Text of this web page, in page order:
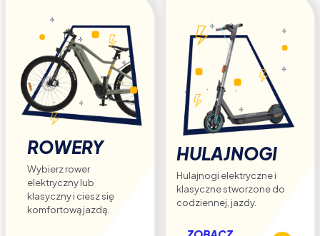
ROWERY
Wybierz rower
elektryczny lub
klasyczny i ciesz się
komfortową jazdą.
HULAJNOGI
Hulajnogi elektryczne i
klasyczne stworzone do
codziennej, jazdy.